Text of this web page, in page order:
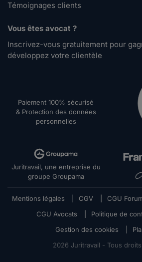
Témoignages clients
Vous êtes avocat ?
Inscrivez-vous gratuitement pour
développez votre clientèle
Paiement 100% sécurisé
& Protection des données
personnelles
Juritravail, une entreprise du
groupe Groupama
Mentions légales CGV CGU
CGU Avocats
Politique de
Gestion des cookies
2026 Juritravail - Tous